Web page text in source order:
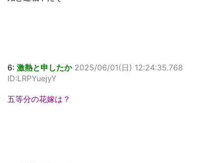
6: 激熱と申したか 2025/06/01(日) 12:24:35.768
ID:LRPYuejyY
五等分の花嫁は？